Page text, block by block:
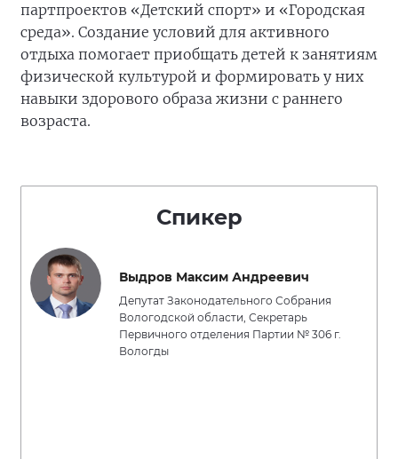
партпроектов «Детский спорт» и «Городская
среда». Создание условий для активного
отдыха помогает приобщать детей к занятиям
физической культурой и формировать у них
навыки здорового образа жизни с раннего
возраста.
Спикер
Выдров Максим Андреевич
Депутат Законодательного Собрания
Вологодской области, Секретарь
Первичного отделения Партии № 306 г.
Вологды